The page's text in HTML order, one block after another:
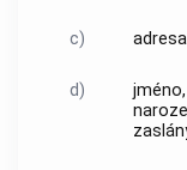
c)
d)